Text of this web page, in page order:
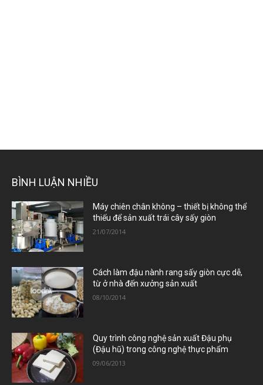
BÌNH LUẬN NHIỀU
Máy chiên chân không – thiết bị không thể
thiếu để sản xuất trái cây sấy giòn
21/07/2014
Cách làm đậu nành rang sấy giòn cực dễ,
từ ở nhà đến xưởng sản xuất
08/10/2014
Quy trình công nghệ sản xuất Đậu phụ
(Đậu hũ) trong công nghệ thực phẩm
09/06/2013